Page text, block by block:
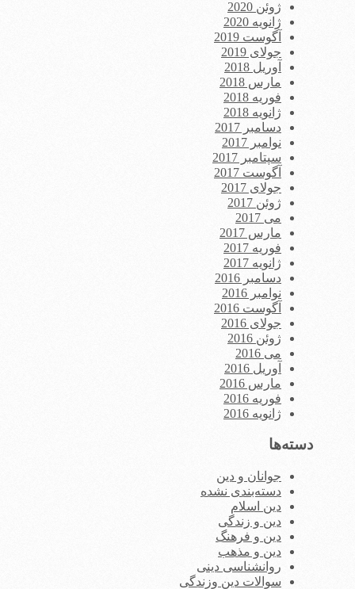
ژوئن 2020
ژانویه 2020
آگوست 2019
جولای 2019
آوریل 2018
مارس 2018
فوریه 2018
ژانویه 2018
دسامبر 2017
نوامبر 2017
سپتامبر 2017
آگوست 2017
جولای 2017
ژوئن 2017
می 2017
مارس 2017
فوریه 2017
ژانویه 2017
دسامبر 2016
نوامبر 2016
آگوست 2016
جولای 2016
ژوئن 2016
می 2016
آوریل 2016
مارس 2016
فوریه 2016
ژانویه 2016
دسته‌ها
جوانان و دین
دسته‌بندی نشده
دین اسلام
دین و زندگی
دین و فرهنگ
دین و مذهب
روانشناسی دینی
سوالات دین وزندگی